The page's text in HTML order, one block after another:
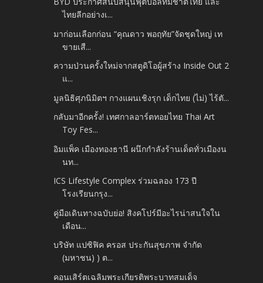
ไทยลีกอย่างเ...
มาก่อนเลือกก่อน “คุณดาว พอฤทัย”จัดชุดใหญ่ เท
ขายเสื...
ความป่วนครั้งใหม่จากสตูดิโอผู้สร้าง Inside Out 2
แ...
มูลนิธิศุภนิมิตฯ กางแผนเชิงรุก เด็กไทย (ไม่) ไร้ตั...
กลับมาอีกครั้ง! เทศกาลอาร์ตทอยไทย Thai Art
Toy Fes...
อิมแพ็ค เมืองทองธานี ผนึกกำลังร้านเด็ดทั่วเมืองน
นท...
ICS Lifestyle Complex ร่วมฉลอง 173 ปี
โรงเรียนกรุง...
คู่มือเดินทางฉบับย่อ! สิงคโปร์มีอะไรน่าสนใจใน
เดือน...
บริษัท แปซิฟิค ครอส ประกันสุขภาพ จำกัด
(มหาชน) ) ต...
คอนเสิร์ตเฉลิมพระเกียรติพระบาทสมเด็จ